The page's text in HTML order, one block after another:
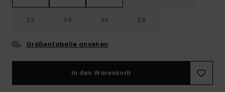
33 34 36 38
Größentabelle ansehen
In den Warenkorb